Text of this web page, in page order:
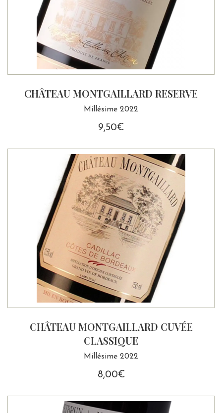
CHÂTEAU MONTGAILLARD RESERVE
Millésime 2022
9,50€
CHÂTEAU MONTGAILLARD CUVÉE
CLASSIQUE
Millésime 2022
8,00€